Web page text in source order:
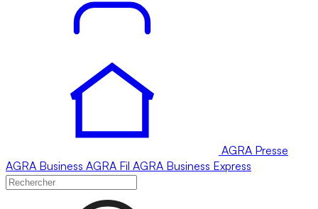
AGRA Presse
AGRA Business AGRA Fil AGRA Business Express